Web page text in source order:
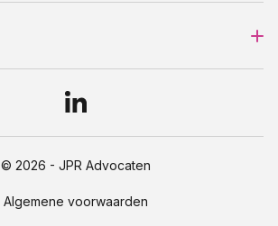
© 2026 - JPR Advocaten
Algemene voorwaarden